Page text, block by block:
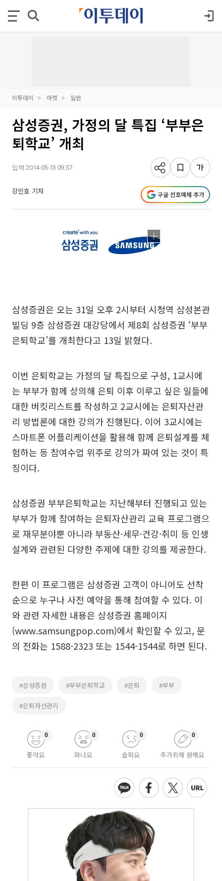
이투데이 마켓 일반
삼성증권, 가정의 달 특집 ‘부부은
퇴학교’ 개최
입력 2014-05-13 09:57
강인효 기자 구글 선호매체 추가
삼성증권은 오는 31일 오후 2시부터 시청역 삼성본관
빌딩 9층 삼성증권 대강당에서 제8회 삼성증권 ‘부부
은퇴학교’를 개최한다고 13일 밝혔다.
이번 은퇴학교는 가정의 달 특집으로 구성, 1교시에
는 부부가 함께 상의해 은퇴 이후 이루고 싶은 일들에
대한 버킷리스트를 작성하고 2교시에는 은퇴자산관
리 방법론에 대한 강의가 진행된다. 이어 3교시에는
스마트폰 어플리케이션을 활용해 함께 은퇴설계를 체
험하는 등 참여수업 위주로 강의가 짜여 있는 것이 특
징이다.
삼성증권 부부은퇴학교는 지난해부터 진행되고 있는
부부가 함께 참여하는 은퇴자산관리 교육 프로그램으
로 재무분야뿐 아니라 부동산·세무·건강·취미 등 인생
설계와 관련된 다양한 주제에 대한 강의를 제공한다.
한편 이 프로그램은 삼성증권 고객이 아니어도 선착
순으로 누구나 사전 예약을 통해 참여할 수 있다. 이
와 관련 자세한 내용은 삼성증권 홈페이지
(www.samsungpop.com)에서 확인할 수 있고, 문
의 전화는 1588-2323 또는 1544-1544로 하면 된다.
#삼성증권 #부부은퇴학교 #은퇴 #부부
#은퇴자산관리
좋아요
0
화나요
0
슬퍼요
0
추가취재 원해요
0